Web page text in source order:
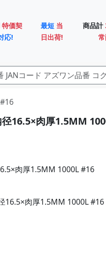
特価契
応!
最短 当
日出荷!
商品計
16.5×肉厚1.5MM
肉厚1.5MM 1000L #16
16.5×肉厚1.5MM 1000L #16